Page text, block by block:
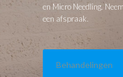
en Micro Needling.
een afspraak.
Behandelingen